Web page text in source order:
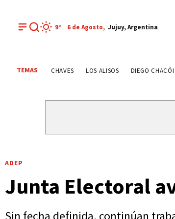
9° 6 de Agosto, Jujuy, Argentina
TEMAS ESTATALES DEPORTE RECREATIVO
ADEP
Junta Electoral
Sin fecha definida, continúan